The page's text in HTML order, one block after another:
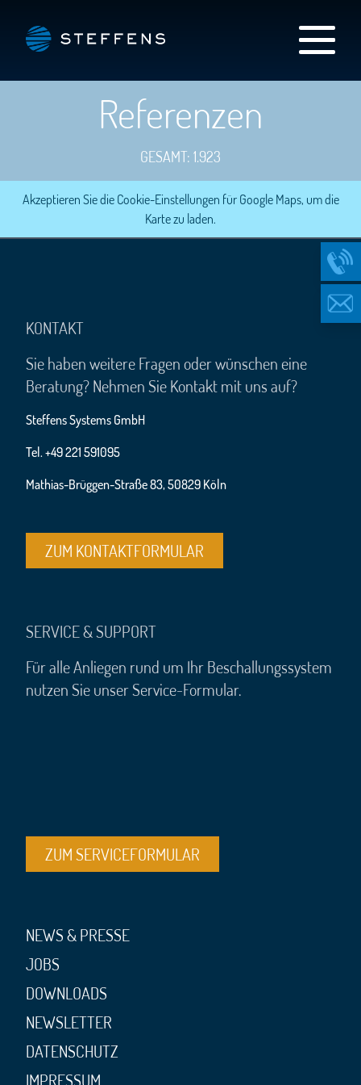
Referenzen
GESAMT: 1.923
Akzeptieren Sie die Cookie-Einstellungen für Google Maps, um die
Karte zu laden.
KONTAKT
Sie haben weitere Fragen oder wünschen eine
Beratung? Nehmen Sie Kontakt mit uns auf?
Steffens Systems GmbH
Tel. +49 221 591095
Mathias-Brüggen-Straße 83, 50829 Köln
ZUM KONTAKTFORMULAR
SERVICE & SUPPORT
Für alle Anliegen rund um Ihr Beschallungssystem
nutzen Sie unser Service-Formular.
ZUM SERVICEFORMULAR
NEWS & PRESSE
JOBS
DOWNLOADS
NEWSLETTER
DATENSCHUTZ
IMPRESSUM